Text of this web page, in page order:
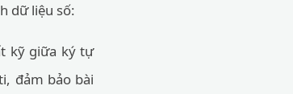
dữ liệu số:
kỹ giữa ký tự
đảm bảo bài